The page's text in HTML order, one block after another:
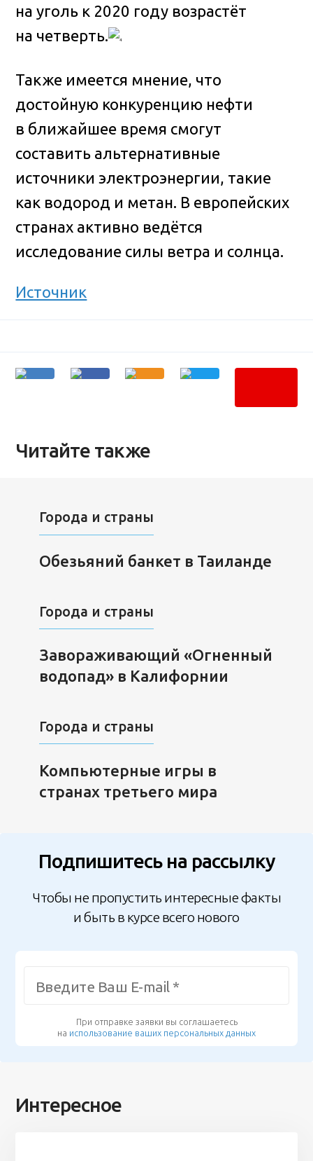
на уголь к 2020 году возрастёт
на четверть.
Также имеется мнение, что
достойную конкуренцию нефти
в ближайшее время смогут
составить альтернативные
источники электроэнергии, такие
как водород и метан. В европейских
странах активно ведётся
исследование силы ветра и солнца.
Источник
Читайте также
Города и страны
Обезьяний банкет в Таиланде
Города и страны
Завораживающий «Огненный
водопад» в Калифорнии
Города и страны
Компьютерные игры в
странах третьего мира
Подпишитесь на рассылку
Чтобы не пропустить интересные факты
и быть в курсе всего нового
При отправке заявки вы соглашаетесь
на использование ваших персональных данных
Интересное